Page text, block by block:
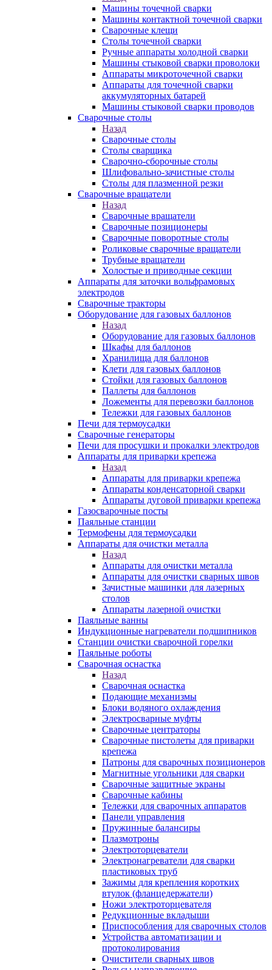
Машины точечной сварки
Машины контактной точечной сварки
Сварочные клещи
Столы точечной сварки
Ручные аппараты холодной сварки
Машины стыковой сварки проволоки
Аппараты микроточечной сварки
Аппараты для точечной сварки
аккумуляторных батарей
Машины стыковой сварки проводов
Сварочные столы
Назад
Сварочные столы
Столы сварщика
Сварочно-сборочные столы
Шлифовально-зачистные столы
Столы для плазменной резки
Сварочные вращатели
Назад
Сварочные вращатели
Сварочные позиционеры
Сварочные поворотные столы
Роликовые сварочные вращатели
Трубные вращатели
Холостые и приводные секции
Аппараты для заточки вольфрамовых
электродов
Сварочные тракторы
Оборудование для газовых баллонов
Назад
Оборудование для газовых баллонов
Шкафы для баллонов
Хранилища для баллонов
Клети для газовых баллонов
Стойки для газовых баллонов
Паллеты для баллонов
Ложементы для перевозки баллонов
Тележки для газовых баллонов
Печи для термоусадки
Сварочные генераторы
Печи для просушки и прокалки электродов
Аппараты для приварки крепежа
Назад
Аппараты для приварки крепежа
Аппараты конденсаторной сварки
Аппараты дуговой приварки крепежа
Газосварочные посты
Паяльные станции
Термофены для термоусадки
Аппараты для очистки металла
Назад
Аппараты для очистки металла
Аппараты для очистки сварных швов
Зачистные машинки для лазерных
столов
Аппараты лазерной очистки
Паяльные ванны
Индукционные нагреватели подшипников
Станции очистки сварочной горелки
Паяльные роботы
Сварочная оснастка
Назад
Сварочная оснастка
Подающие механизмы
Блоки водяного охлаждения
Электросварные муфты
Сварочные центраторы
Сварочные пистолеты для приварки
крепежа
Патроны для сварочных позиционеров
Магнитные угольники для сварки
Сварочные защитные экраны
Сварочные кабины
Тележки для сварочных аппаратов
Панели управления
Пружинные балансиры
Плазмотроны
Электроторцеватели
Электронагреватели для сварки
пластиковых труб
Зажимы для крепления коротких
втулок (фланцедержатели)
Ножи электроторцевателя
Редукционные вкладыши
Приспособления для сварочных столов
Устройства автоматизации и
протоколирования
Очистители сварных швов